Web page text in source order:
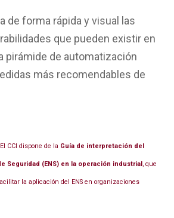
de forma rápida y visual las
que pueden existir en
pirámide de automatización
más recomendables de
El CCI dispone de la Guía de interpretación del
Seguridad (ENS) en la operación industrial , que
la aplicación del ENS en organizaciones